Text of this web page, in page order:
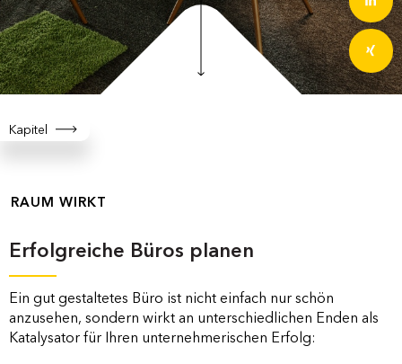
Kapitel
RAUM WIRKT
Erfolgreiche Büros planen
Ein gut gestaltetes Büro ist nicht einfach nur schön
anzusehen, sondern wirkt an unterschiedlichen Enden als
Katalysator für Ihren unternehmerischen Erfolg: